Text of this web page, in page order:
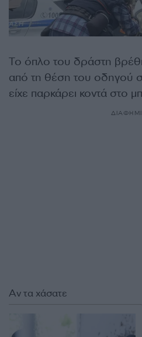
Το όπλο του δράστη
από τη θέση του οδηγού
είχε παρκάρει κοντά στο
Αν τα χάσατε